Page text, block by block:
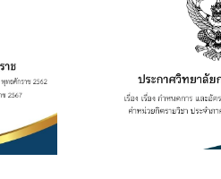
ฯ เรื่อง
และอัตรา
รุงการ
ายวิชา
1 ปีการ